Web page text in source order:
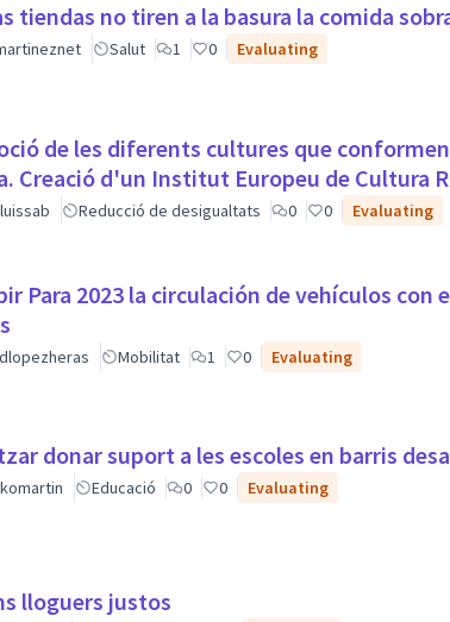
tiendas no tiren a la basura la comida
Salut 1 0 Evaluating
de les diferents cultures que
Creació d'un Institut Europeu de Cultura
Reducció de desigualtats 0 0 Evaluating
Para 2023 la circulación de vehículos
Mobilitat 1 0 Evaluating
donar suport a les escoles en barris
Educació 0 0 Evaluating
lloguers justos